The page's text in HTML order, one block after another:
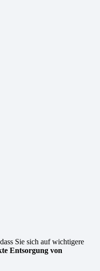
Sie sich auf wichtigere
Entsorgung von